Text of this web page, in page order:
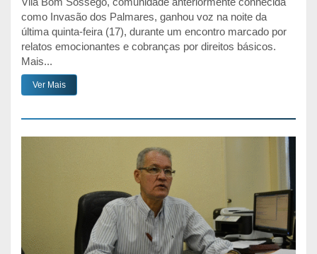
como Invasão dos Palmares, ganhou voz na noite da
última quinta-feira (17), durante um encontro marcado por
relatos emocionantes e cobranças por direitos básicos.
Mais...
Ver Mais